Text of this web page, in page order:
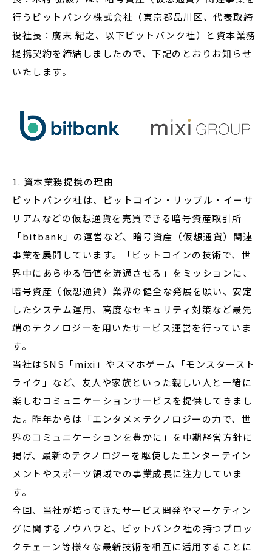
行うビットバンク株式会社（東京都品川区、代表取締
役社長：廣末 紀之、以下ビットバンク社）と資本業務
提携契約を締結しましたので、下記のとおりお知らせ
いたします。
1. 資本業務提携の理由
ビットバンク社は、ビットコイン・リップル・イーサ
リアムなどの仮想通貨を売買できる暗号資産取引所
「bitbank」の運営など、暗号資産（仮想通貨）関連
事業を展開しています。「ビットコインの技術で、世
界中にあらゆる価値を流通させる」をミッションに、
暗号資産（仮想通貨）業界の健全な発展を願い、安定
したシステム運用、高度なセキュリティ対策など最先
端のテクノロジーを用いたサービス運営を行っていま
す。
当社はSNS「mixi」やスマホゲーム「モンスタースト
ライク」など、友人や家族といった親しい人と一緒に
楽しむコミュニケーションサービスを提供してきまし
た。昨年からは「エンタメ×テクノロジーの力で、世
界のコミュニケーションを豊かに」を中期経営方針に
掲げ、最新のテクノロジーを駆使したエンターテイン
メントやスポーツ領域での事業成長に注力していま
す。
今回、当社が培ってきたサービス開発やマーケティン
グに関するノウハウと、ビットバンク社の持つブロッ
クチェーン等様々な最新技術を相互に活用することに